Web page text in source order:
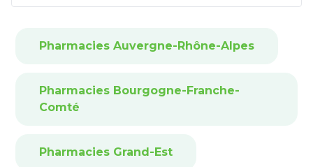
Pharmacies Auvergne-Rhône-Alpes
Pharmacies Bourgogne-Franche-
Comté
Pharmacies Grand-Est